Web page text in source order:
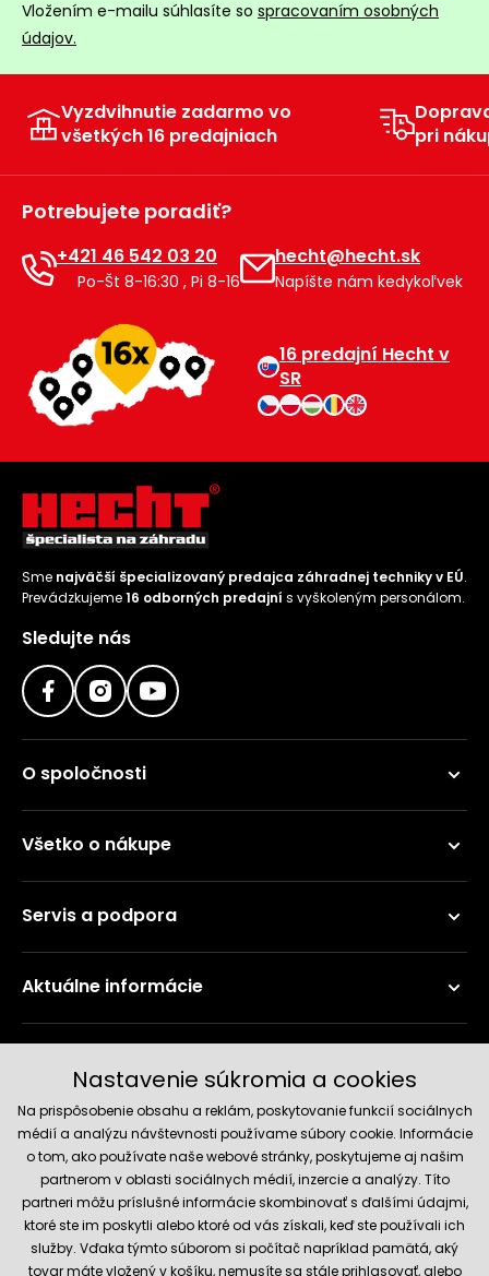
Vložením e-mailu súhlasíte so spracovaním osobných
údajov.
Vyzdvihnutie zadarmo vo
všetkých 16 predajniach
pri
Potrebujete poradiť?
+421 46 542 03 20
Po-Št 8-16:30 , Pi 8-16
hecht@hecht.sk
Napíšte nám kedykoľvek
16 predajní Hecht v
SR
Sme najväčší špecializovaný predajca záhradnej techniky v EÚ.
Prevádzkujeme16 odborných predajní s vyškoleným personálom.
Sledujte nás
O spoločnosti
Všetko o nákupe
Servis a podpora
Aktuálne informácie
Spoľahlivý obchod
Nastavenie súkromia a cookies
Na prispôsobenie obsahu a reklám, poskytovanie funkcií sociálnych
médií a analýzu návštevnosti používame súbory cookie. Informácie
o tom, ako používate naše webové stránky, poskytujeme aj našim
partnerom v oblasti sociálnych médií, inzercie a analýzy. Títo
partneri môžu príslušné informácie skombinovať s ďalšími údajmi,
ktoré ste im poskytli alebo ktoré od vás získali, keď ste používali ich
služby. Vďaka týmto súborom si počítač napríklad pamätá, aký
tovar máte vložený v košíku, nemusíte sa stále prihlasovať, alebo